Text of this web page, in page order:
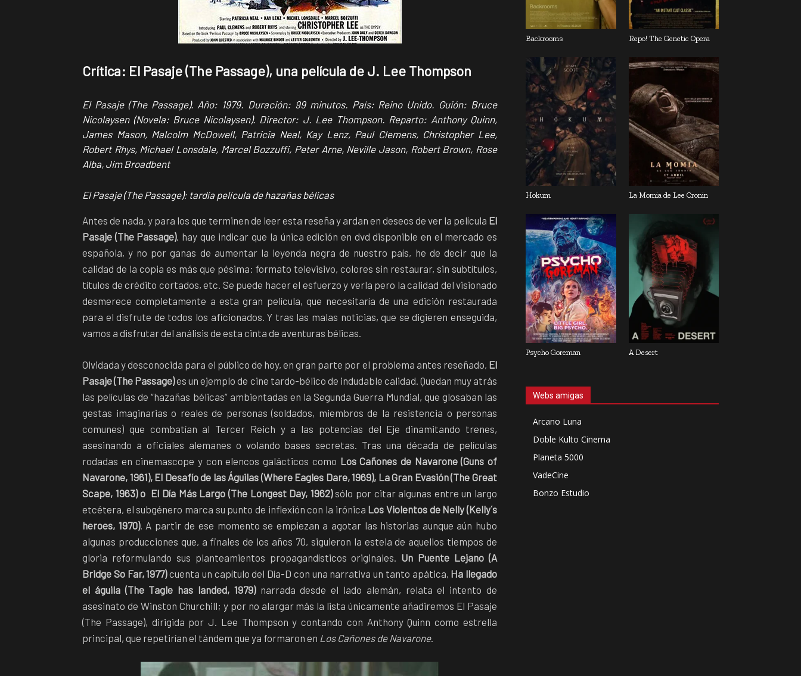
Crítica: El Pasaje (The Passage), una película de J. Lee Thompson
El Pasaje (The Passage). Año: 1979. Duración: 99 minutos. País: Reino Unido. Guión: Bruce
Nicolaysen (Novela: Bruce Nicolaysen). Director: J. Lee Thompson. Reparto: Anthony Quinn,
James Mason, Malcolm McDowell, Patricia Neal, Kay Lenz, Paul Clemens, Christopher Lee,
Robert Rhys, Michael Lonsdale, Marcel Bozzuffi, Peter Arne, Neville Jason, Robert Brown, Rose
Alba, Jim Broadbent
El Pasaje (The Passage): tardía película de hazañas bélicas
Antes de nada, y para los que terminen de leer esta reseña y ardan en deseos de ver la película El
Pasaje (The Passage), hay que indicar que la única edición en dvd disponible en el mercado es
española, y no por ganas de aumentar la leyenda negra de nuestro país, he de decir que la
calidad de la copia es más que pésima: formato televisivo, colores sin restaurar, sin subtítulos,
títulos de crédito cortados, etc. Se puede hacer el esfuerzo y verla pero la calidad del visionado
desmerece completamente a esta gran película, que necesitaría de una edición restaurada
para el disfrute de todos los aficionados. Y tras las malas noticias, que se digieren enseguida,
vamos a disfrutar del análisis de esta cinta de aventuras bélicas.
Olvidada y desconocida para el público de hoy, en gran parte por el problema antes reseñado, El
Pasaje (The Passage)es un ejemplo de cine tardo-bélico de indudable calidad. Quedan muy atrás
las películas de “hazañas bélicas” ambientadas en la Segunda Guerra Mundial, que glosaban las
gestas imaginarias o reales de personas (soldados, miembros de la resistencia o personas
comunes) que combatían al Tercer Reich y a las potencias del Eje dinamitando trenes,
asesinando a oficiales alemanes o volando bases secretas. Tras una década de películas
rodadas en cinemascope y con elencos galácticos como Los Cañones de Navarone (Guns of
Navarone, 1961), El Desafío de las Águilas (Where Eagles Dare, 1969), La Gran Evasión (The Great
Scape, 1963) o El Día Más Largo (The Longest Day, 1962)sólo por citar algunas entre un largo
etcétera, el subgénero marca su punto de inflexión con la irónica Los Violentos de Nelly (Kelly´s
heroes, 1970). A partir de ese momento se empiezan a agotar las historias aunque aún hubo
algunas producciones que, a finales de los años 70, siguieron la estela de aquellos tiempos de
gloria reformulando sus planteamientos propagandísticos originales. Un Puente Lejano (A
Bridge So Far, 1977)cuenta un capítulo del Día-D con una narrativa un tanto apática, Ha llegado
el águila (The Tagle has landed, 1979)narrada desde el lado alemán, relata el intento de
asesinato de Winston Churchill; y por no alargar más la lista únicamente añadiremos El Pasaje
(The Passage), dirigida por J. Lee Thompson y contando con Anthony Quinn como estrella
principal, que repetirían el tándem que ya formaron en Los Cañones de Navarone.
Backrooms Repo! The Genetic Opera
Hokum La Momia de Lee Cronin
Psycho Goreman A Desert
Webs amigas
Arcano Luna
Doble Kulto Cinema
Planeta 5000
VadeCine
Bonzo Estudio